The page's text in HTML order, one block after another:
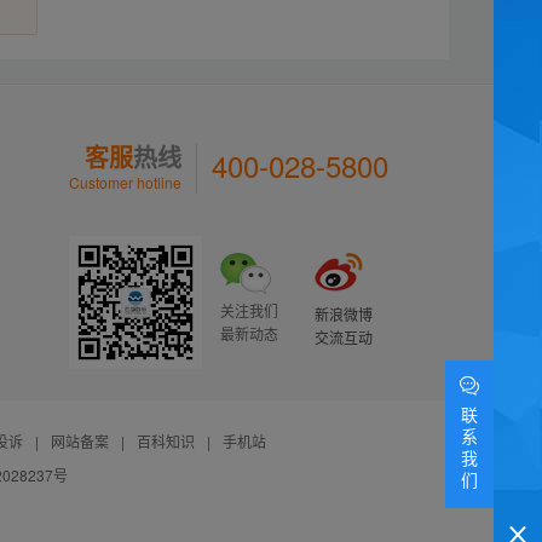
客服热线
Customer hotline 400-028-5800
关注我们
最新动态
新浪微博
交流互动
诉 | 网站备案 | 百科知识 |
手机站
号
联
系
我
们